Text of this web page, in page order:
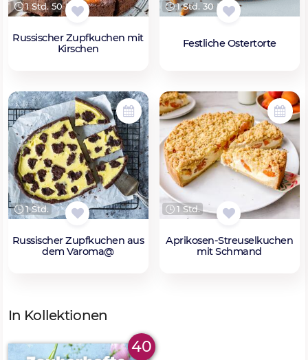
1 Std. 50 Min.
Russischer Zupfkuchen mit
Kirschen
1 Std. 30 Min.
Festliche Ostertorte
1 Std.
Russischer Zupfkuchen aus
dem Varoma@
1 Std.
Aprikosen-Streuselkuchen
mit Schmand
In Kollektionen
40